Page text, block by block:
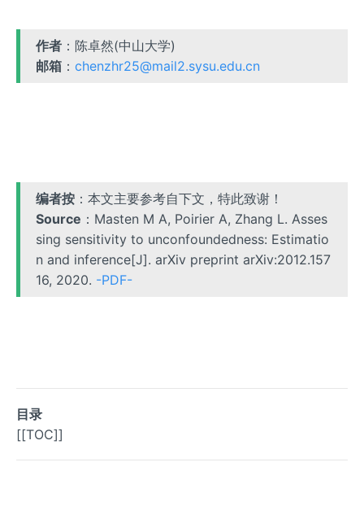
作者 ：陈卓然(中山大学)
邮箱 ：chenzhr25@mail2.sysu.edu.cn
编者按 ：本文主要参考自下文，特此致谢！
Source ：Masten M A, Poirier A, Zhang L. Asses
sing sensitivity to unconfoundedness: Estimatio
n and inference[J]. arXiv preprint arXiv:2012.157
16, 2020. -PDF-
目录
[[TOC]]